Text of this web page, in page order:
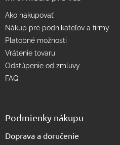
Ako nakupovať
Nákup pre podnikateľov a firmy
Platobné možnosti
Vrátenie tovaru
Odstúpenie od zmluvy
FAQ
Podmienky nákupu
Doprava a doručenie